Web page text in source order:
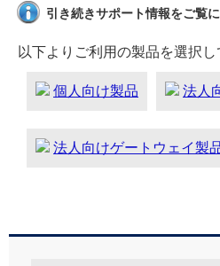
引き続きサポート情報をご覧
以下よりご利用の製品を選択
個人向け製品 法人
法人向けゲートウェイ製